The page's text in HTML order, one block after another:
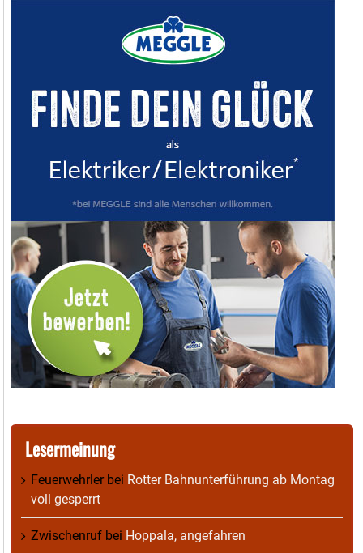
Lesermeinung
Feuerwehrlerbei Rotter Bahnunterführung ab Montag
voll gesperrt
Zwischenruf bei Hoppala, angefahren